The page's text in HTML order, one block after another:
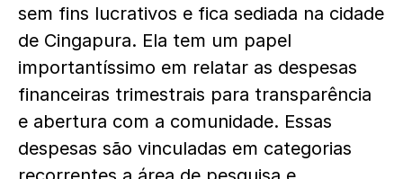
sem fins lucrativos e fica sediada na cidade
de Cingapura. Ela tem um papel
importantíssimo em relatar as despesas
financeiras trimestrais para transparência
e abertura com a comunidade. Essas
despesas são vinculadas em categorias